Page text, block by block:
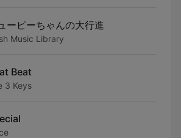
ーピーちゃんの大行進
Music Library
Beat
3 Keys